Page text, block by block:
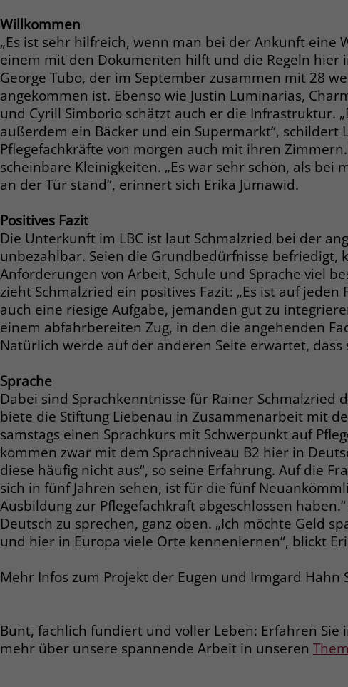
Willkommen
„Es ist sehr hilfreich, wenn man bei der Ankunft eine
einem mit den Dokumenten hilft und die Regeln hier
George Tubo, der im September zusammen mit 28
angekommen ist. Ebenso wie Justin Luminarias,
und Cyrill Simborio schätzt auch er die Infrastruktur.
außerdem ein Bäcker und ein Supermarkt“, schildert
Pflegefachkräfte von morgen auch mit ihren
scheinbare Kleinigkeiten. „Es war sehr schön, als
an der Tür stand“, erinnert sich Erika Jumawid.
Positives Fazit
Die Unterkunft im LBC ist laut Schmalzried bei der
unbezahlbar. Seien die Grundbedürfnisse befriedigt,
Anforderungen von Arbeit, Schule und Sprache viel
zieht Schmalzried ein positives Fazit: „Es ist auf
auch eine riesige Aufgabe, jemanden gut zu
einem abfahrbereiten Zug, in den die angehenden
Natürlich werde auf der anderen Seite erwartet, dass
Sprache
Dabei sind Sprachkenntnisse für Rainer Schmalzried
biete die Stiftung Liebenau in Zusammenarbeit mit
samstags einen Sprachkurs mit Schwerpunkt auf
kommen zwar mit dem Sprachniveau B2 hier in
diese häufig nicht aus“, so seine Erfahrung. Auf die
sich in fünf Jahren sehen, ist für die fünf
Ausbildung zur Pflegefachkraft abgeschlossen
Deutsch zu sprechen, ganz oben. „Ich möchte Geld
und hier in Europa viele Orte kennenlernen“, blickt
Mehr Infos zum Projekt der Eugen und Irmgard Hahn
Bunt, fachlich fundiert und voller Leben: Erfahren Sie
mehr über unsere spannende Arbeit in unseren
Erfolge wie z.B.
Kontaktanfragen der
werden können.
Name _fbp
Anbieter Facebook
Laufzeit 3 Monate
Zweck
Facebook zurückzuführen.
ein Erstanbieter-Cookie, d.
platziert es, während ein
Facebook ist. Dieses
Besuche eines Nutzers
Websites und meldet
Facebook. Facebook kann
gesammelten Daten
keine persönlich
Informationen und wird
platziert, um Daten an das
zurückzusenden.